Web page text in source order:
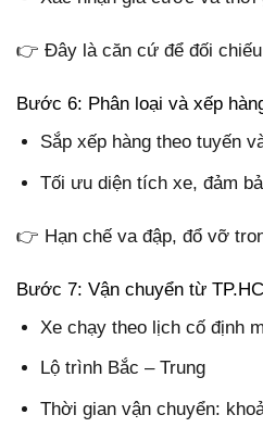
👉 Đây là căn cứ để đối
Bước 6: Phân loại và xếp
Sắp xếp hàng theo tuyến
Tối ưu diện tích xe, đảm
👉 Hạn chế va đập, đổ vỡ
Bước 7: Vận chuyển từ
Xe chạy theo lịch cố định
Lộ trình Bắc – Trung
Thời gian vận chuyển: